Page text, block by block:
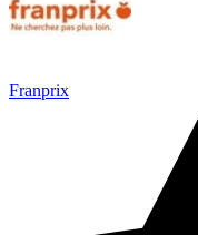
Franprix